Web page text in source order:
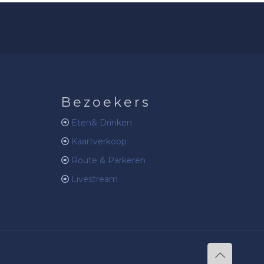
Bezoekers
Eten& Drinken
Kaartverkoop
Route & Parkeren
Livestream